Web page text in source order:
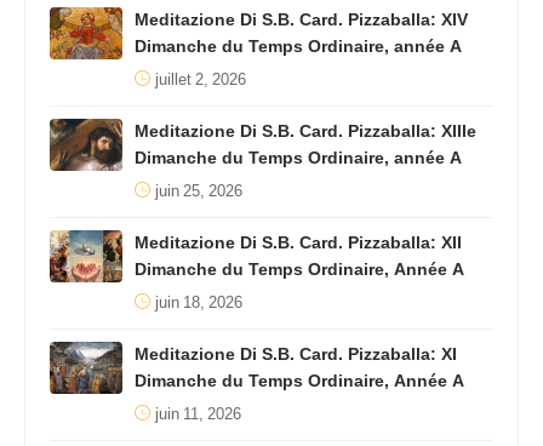
Meditazione Di S.B. Card. Pizzaballa: XIV
Dimanche du Temps Ordinaire, année A
juillet 2, 2026
Meditazione Di S.B. Card. Pizzaballa: XIIIe
Dimanche du Temps Ordinaire, année A
juin 25, 2026
Meditazione Di S.B. Card. Pizzaballa: XII
Dimanche du Temps Ordinaire, Année A
juin 18, 2026
Meditazione Di S.B. Card. Pizzaballa: XI
Dimanche du Temps Ordinaire, Année A
juin 11, 2026